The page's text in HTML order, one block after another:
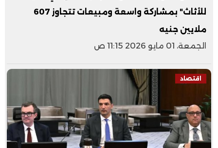
للأثاث" بمشاركة واسعة ومبيعات تتجاوز 607
ملايين جنيه
الجمعة، 01 مايو 2026 11:15 ص
اقتصاد